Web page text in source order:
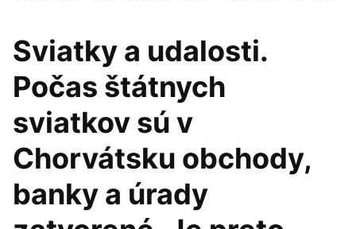
Sviatky a udalosti.
Počas štátnych
sviatkov sú v
Chorvátsku obchody,
banky a úrady